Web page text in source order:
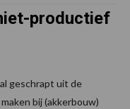
productief
geschrapt uit de
bij (akkerbouw)